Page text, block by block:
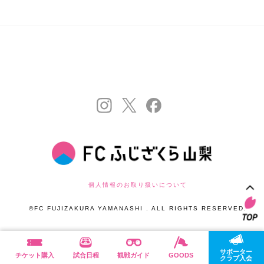
個人情報のお取り扱いについて
©FC FUJIZAKURA YAMANASHI . ALL RIGHTS RESERVED.
チケット購入 試合日程 観戦ガイド GOODS
サポーター
クラブ入会